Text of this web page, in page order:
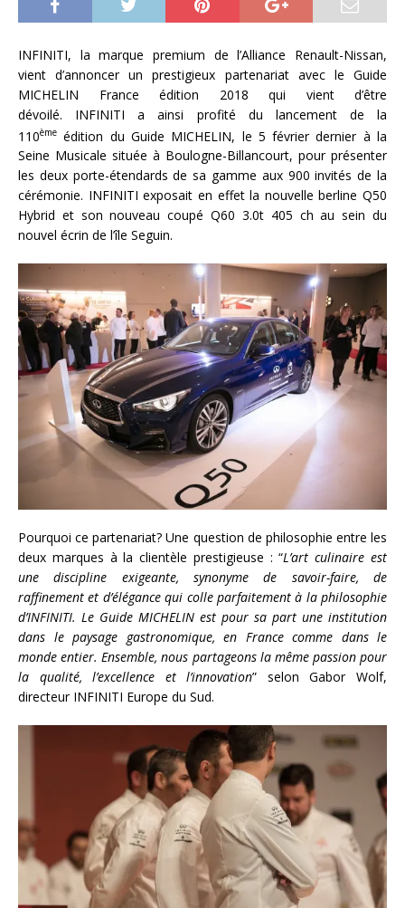
INFINITI, la marque premium de l’Alliance Renault-Nissan,
vient d’annoncer un prestigieux partenariat avec le Guide
MICHELIN France édition 2018 qui vient d’être
dévoilé. INFINITI a ainsi profité du lancement de la
110ème édition du Guide MICHELIN, le 5 février dernier à la
Seine Musicale située à Boulogne-Billancourt, pour présenter
les deux porte-étendards de sa gamme aux 900 invités de la
cérémonie. INFINITI exposait en effet la nouvelle berline Q50
Hybrid et son nouveau coupé Q60 3.0t 405 ch au sein du
nouvel écrin de l’île Seguin.
Pourquoi ce partenariat? Une question de philosophie entre les
deux marques à la clientèle prestigieuse : “L’art culinaire est
une discipline exigeante, synonyme de savoir-faire, de
raffinement et d’élégance qui colle parfaitement à la philosophie
d’INFINITI. Le Guide MICHELIN est pour sa part une institution
dans le paysage gastronomique, en France comme dans le
monde entier. Ensemble, nous partageons la même passion pour
la qualité, l’excellence et l’innovation” selon Gabor Wolf,
directeur INFINITI Europe du Sud.